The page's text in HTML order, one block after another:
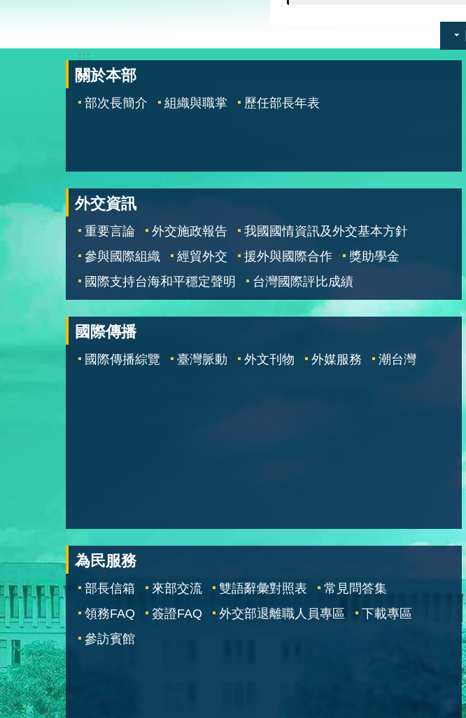
:::
關於本部
部次長簡介 組織與職掌 歷任部長年表
外交資訊
重要言論 外交施政報告
我國國情資訊及外交基本方針
參與國際組織
經貿外交 援外與國際合作
獎助學金
國際支持台海和平穩定聲明
台灣國際評比成績
國際傳播
國際傳播綜覽 臺灣脈動 外文刊物 外媒服務 潮台灣
為民服務
部長信箱 來部交流 雙語辭彙對照表
常見問答集
領務FAQ
簽證FAQ 外交部退離職人員專區
下載專區
參訪賓館